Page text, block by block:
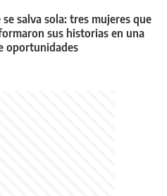
se salva sola: tres mujeres que
sus historias en una
oportunidades